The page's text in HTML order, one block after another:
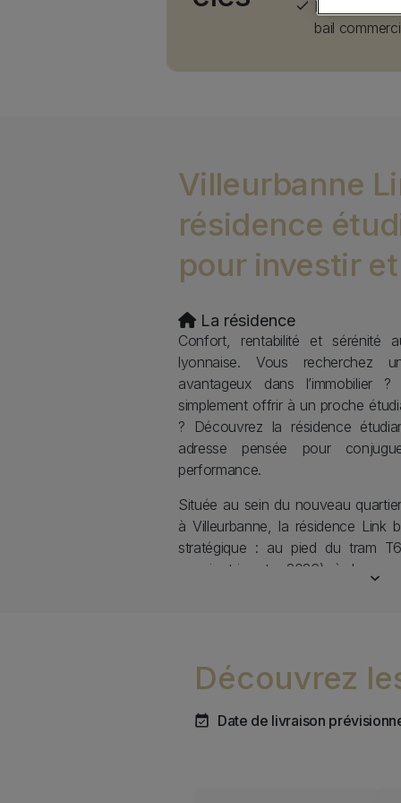
Loyers 100
bail
Villeurbanne
résidence
pour investir
Description
La résidence
Confort, rentabilité et
lyonnaise. Vous recherchez
avantageux dans l’immobilier
simplement offrir à un proche
? Découvrez la résidence
adresse pensée pour
performance.
Située au sein du nouveau
à Villeurbanne, la résidence Link
stratégique : au pied du tram
premier trimestre 2026), à deux
entièrement meublé et équipé.
logements associe
séjour/chambre avec bureau,
fonctionnelle et salle de bains
Découvrez
Date de livraison